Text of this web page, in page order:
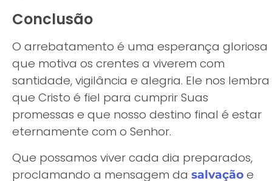
Conclusão
O arrebatamento é uma esperança gloriosa
que motiva os crentes a viverem com
santidade, vigilância e alegria. Ele nos lembra
que Cristo é fiel para cumprir Suas
promessas e que nosso destino final é estar
eternamente com o Senhor.
Que possamos viver cada dia preparados,
proclamando a mensagem da salvação e